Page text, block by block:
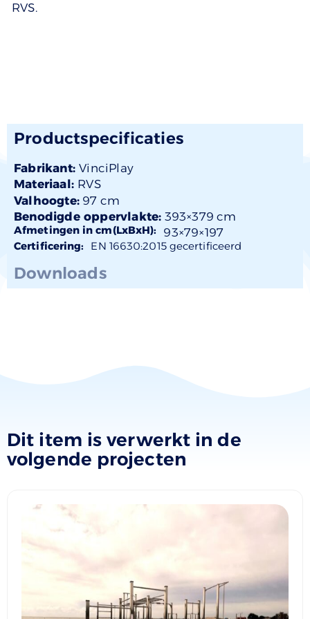
RVS.
Productspecificaties
Fabrikant:VinciPlay
Materiaal: RVS
Valhoogte: 97 cm
Benodigde oppervlakte: 393×379 cm
Afmetingen in cm(LxBxH): 93×79×197
Certificering: EN 16630:2015 gecertificeerd
Downloads
Dit item is verwerkt in de
volgende projecten